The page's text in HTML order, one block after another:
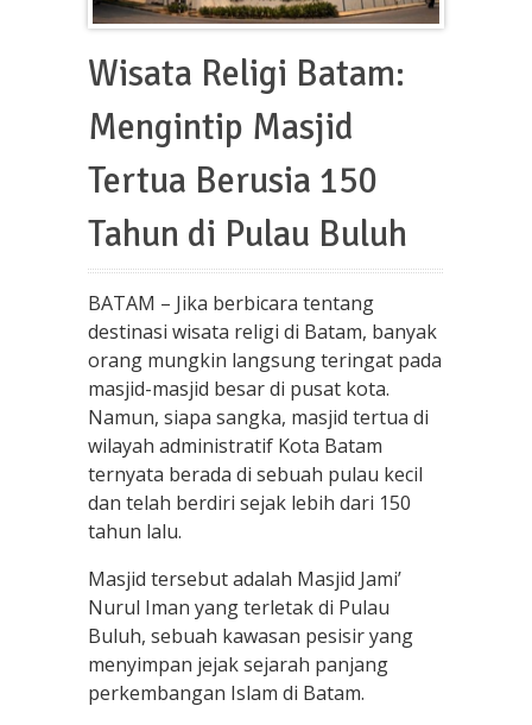
Wisata Religi Batam:
Mengintip Masjid
Tertua Berusia 150
Tahun di Pulau Buluh
BATAM – Jika berbicara tentang
destinasi wisata religi di Batam, banyak
orang mungkin langsung teringat pada
masjid-masjid besar di pusat kota.
Namun, siapa sangka, masjid tertua di
wilayah administratif Kota Batam
ternyata berada di sebuah pulau kecil
dan telah berdiri sejak lebih dari 150
tahun lalu.
Masjid tersebut adalah Masjid Jami’
Nurul Iman yang terletak di Pulau
Buluh, sebuah kawasan pesisir yang
menyimpan jejak sejarah panjang
perkembangan Islam di Batam.